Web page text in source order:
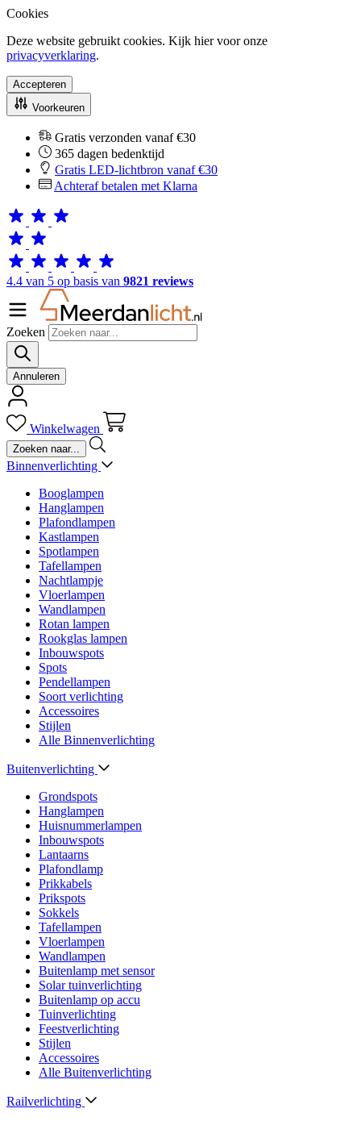
Cookies
Deze website gebruikt cookies. Kijk hier voor onze
privacyverklaring.
Accepteren
Voorkeuren
Gratis verzonden vanaf €30
365 dagen bedenktijd
Gratis LED-lichtbron vanaf €30
Achteraf betalen met Klarna
4.4 van 5 op basis van 9821 reviews
Zoeken
Annuleren
Winkelwagen
Binnenverlichting
Booglampen
Hanglampen
Plafondlampen
Kastlampen
Spotlampen
Tafellampen
Nachtlampje
Vloerlampen
Wandlampen
Rotan lampen
Rookglas lampen
Inbouwspots
Spots
Pendellampen
Soort verlichting
Accessoires
Stijlen
Alle Binnenverlichting
Buitenverlichting
Grondspots
Hanglampen
Huisnummerlampen
Inbouwspots
Lantaarns
Plafondlamp
Prikkabels
Prikspots
Sokkels
Tafellampen
Vloerlampen
Wandlampen
Buitenlamp met sensor
Solar tuinverlichting
Buitenlamp op accu
Tuinverlichting
Feestverlichting
Stijlen
Accessoires
Alle Buitenverlichting
Railverlichting